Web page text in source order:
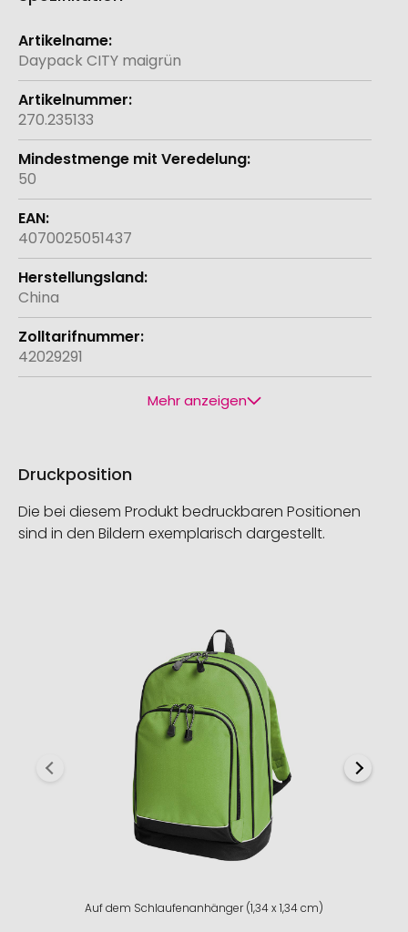
Weitere
Informationen
Daypack CITY maigrün
270.235133
50
4070025051437
China
42029291
Mehr anzeigen
Druckposition
Die bei diesem Produkt bedruckbaren Positionen
sind in den Bildern exemplarisch dargestellt.
Auf dem Schlaufenanhänger (1,34 x 1,34 cm)